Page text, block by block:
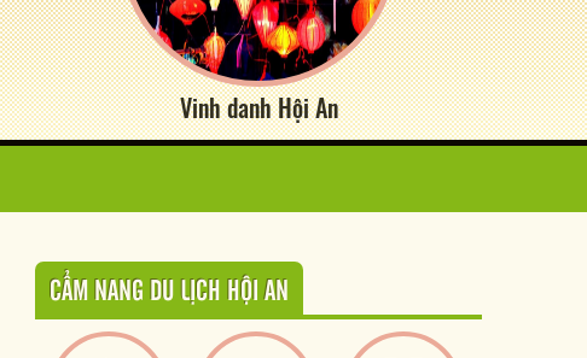
Vinh danh Hội An
CẨM NANG DU LỊCH HỘI AN